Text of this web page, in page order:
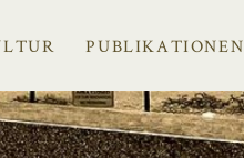
PUBLIKATIONEN